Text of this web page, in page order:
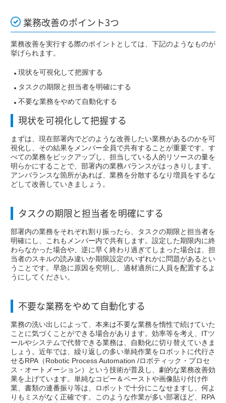
業務改善のポイント3つ
業務改善を実行する際のポイントとしては、下記のようなものが
挙げられます。
現状を可視化して把握する
タスクの期限と担当者を明確にする
不要な業務をやめて自動化する
現状を可視化して把握する
まずは、現在部署内でどのような改善したい業務があるのかを可
視化し、その結果をメンバー全員で共有することが重要です。す
べての業務をピックアップし、担当している人的リソースの量を
明らかにすることで、部署内の業務バランスがはっきりします。
アンバランスな箇所があれば、業務を分散するなり増員をするな
どして改善していきましょう。
タスクの期限と担当者を明確にする
部署内の業務をそれぞれ割り振ったら、タスクの期限と担当者を
明確にし、これもメンバー内で共有します。設定した期限内に終
わらなかった場合や、逆に早く終わり過ぎてしまった場合は、担
当者のスキルの読み違いか期限設定のいずれかに問題があるとい
うことです。早急に原因を究明し、適材適所に人員を配置するよ
うにしてください。
不要な業務をやめて自動化する
業務の洗い出しによって、本来は不要な業務を惰性で続けていた
ことに気づくことができる場合があります。効率等を考え、ITツ
ールやシステムで代替できる業務は、自動化に切り替えていきま
しょう。近年では、繰り返しの多い単純作業をロボットに代行さ
せるRPA（Robotic Process Automation /ロボティック・プロセ
ス・オートメーション）という技術が普及し、劇的な業務改善効
果を上げています。単純なコピー＆ペーストや画像貼り付け作
業、書類の連番振り等は、ロボットで十分にこなせますし、何よ
りもミスがなく正確です。このような作業が多い部署ほど、RPA